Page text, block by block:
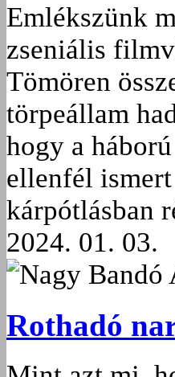
Emlékszünk
zseniális
Tömören
törpeállam
hogy a
ellenfél
kárpótlásban
2024. 01. 03.
Nagy Bandó
Rothadó